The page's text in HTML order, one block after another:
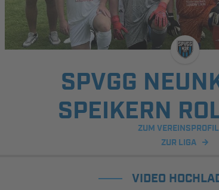
SPVGG
SPEIKERN
ZUM VEREINSPROFIL
ZUR LIGA
VIDEO